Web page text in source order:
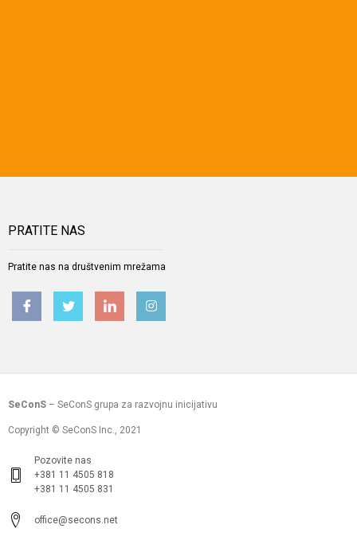
PRATITE NAS
Pratite nas na društvenim mrežama
SeConS – SeConS grupa za razvojnu inicijativu
Copyright © SeConS Inc., 2021
Pozovite nas
+381 11 4505 818
+381 11 4505 831
office@secons.net